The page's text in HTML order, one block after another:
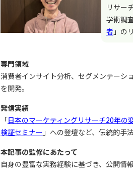
リサー
学術調
者 」の
専門領域
消費者インサイト分析、セグメンテーシ
を開発。
発信実績
「日本のマーケティングリサーチ20年の
検証セミナー 」への登壇など、伝統的手
本記事の監修にあたって
自身の豊富な実務経験に基づき、公開情